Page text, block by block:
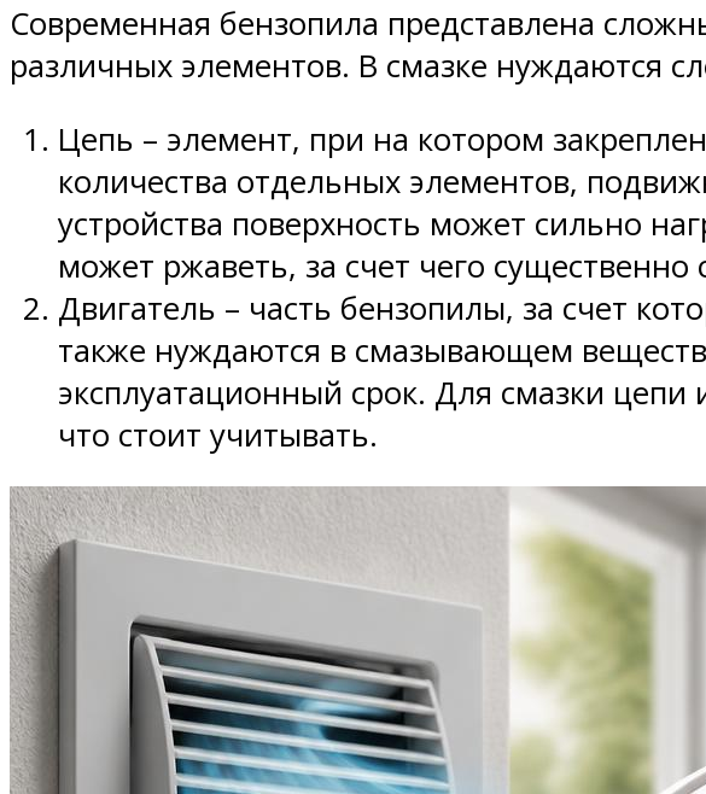
Современная бензопила представлена
различных элементов. В смазке нуждаются
Цепь – элемент, при на котором
количества отдельных элементов,
устройства поверхность может сильно
может ржаветь, за счет чего
Двигатель – часть бензопилы, за счет
также нуждаются в смазывающем
эксплуатационный срок. Для смазки
что стоит учитывать.